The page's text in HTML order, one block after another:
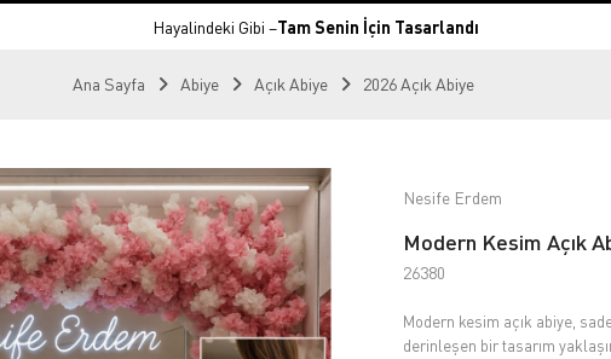
Hayalindeki Gibi –Tam Senin İçin Tasarlandı
Ana Sayfa Abiye Açık Abiye 2026 Açık Abiye
Nesife Erdem
Modern Kesim Açık
26380
Modern kesim açık abiye,
derinleşen bir tasarım